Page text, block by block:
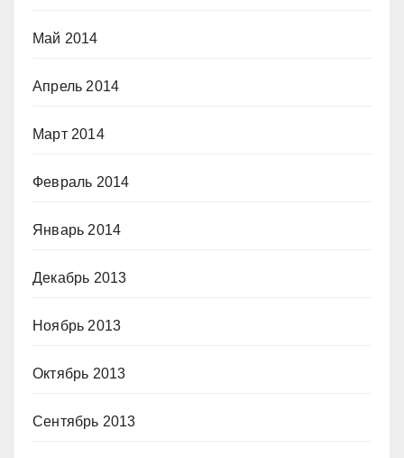
Май 2014
Апрель 2014
Март 2014
Февраль 2014
Январь 2014
Декабрь 2013
Ноябрь 2013
Октябрь 2013
Сентябрь 2013